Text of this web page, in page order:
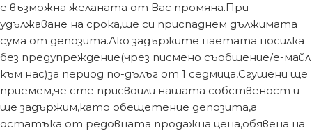
е възможна желаната от Вас промяна.При
удължаване на срока,ще си приспаднем дължимата
сума от депозита.Ако задържите наетата носилка
без предупреждение(чрез писмено съобщение/е-майл
към нас)за период по-дълъг от 1 седмица,Сгушени ще
приемем,че сте присвоили нашата собственост и
ще задържим,като обещетение депозита,а
остатъка от редовната продажна цена,обявена на